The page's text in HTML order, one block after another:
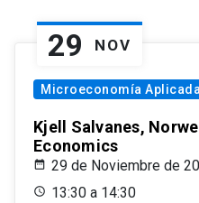
29 NOV
Microeconomía Aplicada
Kjell Salvanes,
Economics
29 de Noviembre de
13:30 a 14:30